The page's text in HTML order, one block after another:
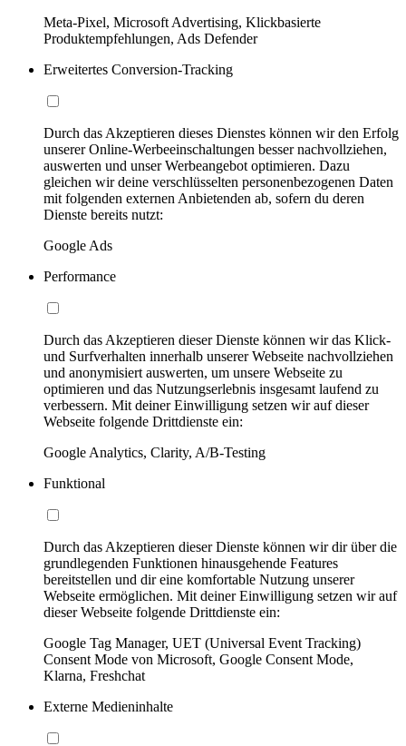
Meta-Pixel, Microsoft Advertising, Klickbasierte
Produktempfehlungen, Ads Defender
Erweitertes Conversion-Tracking
Durch das Akzeptieren dieses Dienstes können wir den Erfolg
unserer Online-Werbeeinschaltungen besser nachvollziehen,
auswerten und unser Werbeangebot optimieren. Dazu
gleichen wir deine verschlüsselten personenbezogenen Daten
mit folgenden externen Anbietenden ab, sofern du deren
Dienste bereits nutzt:
Google Ads
Performance
Durch das Akzeptieren dieser Dienste können wir das Klick-
und Surfverhalten innerhalb unserer Webseite nachvollziehen
und anonymisiert auswerten, um unsere Webseite zu
optimieren und das Nutzungserlebnis insgesamt laufend zu
verbessern. Mit deiner Einwilligung setzen wir auf dieser
Webseite folgende Drittdienste ein:
Google Analytics, Clarity, A/B-Testing
Funktional
Durch das Akzeptieren dieser Dienste können wir dir über die
grundlegenden Funktionen hinausgehende Features
bereitstellen und dir eine komfortable Nutzung unserer
Webseite ermöglichen. Mit deiner Einwilligung setzen wir auf
dieser Webseite folgende Drittdienste ein:
Google Tag Manager, UET (Universal Event Tracking)
Consent Mode von Microsoft, Google Consent Mode,
Klarna, Freshchat
Externe Medieninhalte